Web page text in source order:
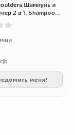
Шампунь и
2 в 1, Shampoo
Anti Dandruff
Scalp Care, 950
сӯм
меня!